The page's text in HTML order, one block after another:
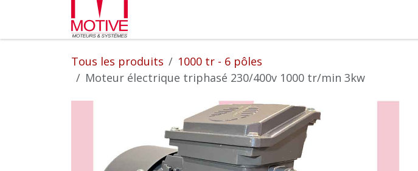
Se rendre au contenu
Tous les produits
1000 tr - 6 pôles
Moteur électrique triphasé 230/400v 1000 tr/min 3kw